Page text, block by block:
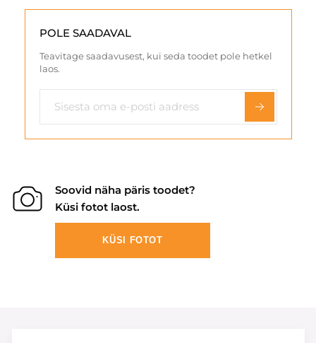
POLE SAADAVAL
Teavitage saadavusest, kui seda toodet pole hetkel
laos.
Soovid näha päris toodet?
Küsi fotot laost.
KÜSI FOTOT